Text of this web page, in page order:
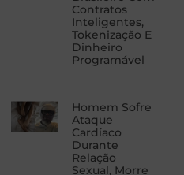
Contratos
Inteligentes,
Tokenização E
Dinheiro
Programável
Homem Sofre
Ataque
Cardíaco
Durante
Relação
Sexual, Morre